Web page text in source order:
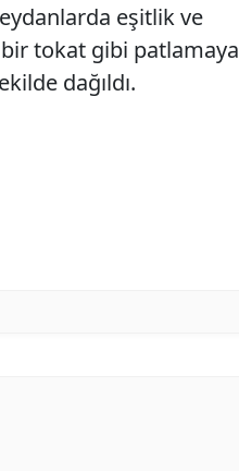
eşitlik ve
bir tokat gibi patlamaya
dağıldı.